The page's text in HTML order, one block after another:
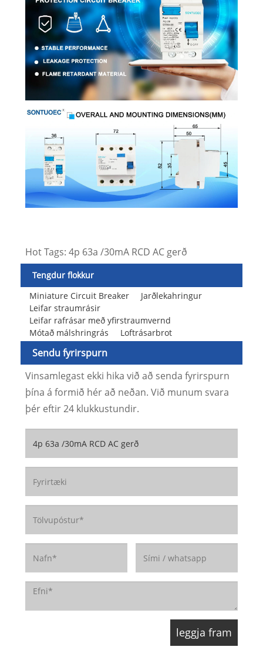
Hot Tags: 4p 63a /30mA RCD AC gerð
Tengdur flokkur
Miniature Circuit Breaker
Jarðlekahringur
Leifar straumrásir
Leifar rafrásar með yfirstraumvernd
Mótað málshringrás
Loftrásarbrot
Sendu fyrirspurn
Vinsamlegast ekki hika við að senda fyrirspurn
þína á formið hér að neðan. Við munum svara
þér eftir 24 klukkustundir.